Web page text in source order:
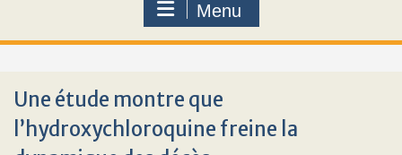
Menu
Une étude montre que
l’hydroxychloroquine freine la